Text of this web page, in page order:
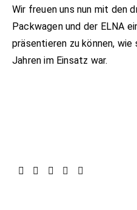
Wir freuen uns nun mit den
Packwagen und der ELNA
präsentieren zu können, wie
Jahren im Einsatz war.